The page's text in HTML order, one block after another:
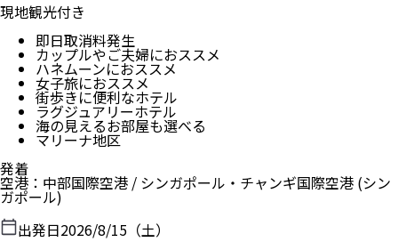
現地観光付き
即日取消料発生
カップルやご夫婦におススメ
ハネムーンにおススメ
女子旅におススメ
街歩きに便利なホテル
ラグジュアリーホテル
海の見えるお部屋も選べる
マリーナ地区
発着
空港 ： 中部国際空港 / シンガポール・チャンギ国際空港 (シン
ガポール)
出発日2026/8/15（土）